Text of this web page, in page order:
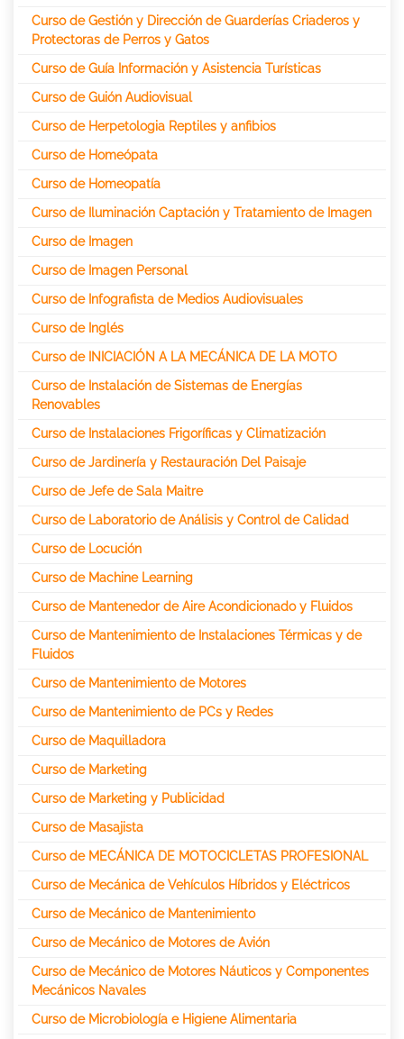
Curso de Gestión y Dirección de Guarderías Criaderos y
Protectoras de Perros y Gatos
Curso de Guía Información y Asistencia Turísticas
Curso de Guión Audiovisual
Curso de Herpetologia Reptiles y anfibios
Curso de Homeópata
Curso de Homeopatía
Curso de Iluminación Captación y Tratamiento de Imagen
Curso de Imagen
Curso de Imagen Personal
Curso de Infografista de Medios Audiovisuales
Curso de Inglés
Curso de INICIACIÓN A LA MECÁNICA DE LA MOTO
Curso de Instalación de Sistemas de Energías
Renovables
Curso de Instalaciones Frigoríficas y Climatización
Curso de Jardinería y Restauración Del Paisaje
Curso de Jefe de Sala Maitre
Curso de Laboratorio de Análisis y Control de Calidad
Curso de Locución
Curso de Machine Learning
Curso de Mantenedor de Aire Acondicionado y Fluidos
Curso de Mantenimiento de Instalaciones Térmicas y de
Fluidos
Curso de Mantenimiento de Motores
Curso de Mantenimiento de PCs y Redes
Curso de Maquilladora
Curso de Marketing
Curso de Marketing y Publicidad
Curso de Masajista
Curso de MECÁNICA DE MOTOCICLETAS PROFESIONAL
Curso de Mecánica de Vehículos Híbridos y Eléctricos
Curso de Mecánico de Mantenimiento
Curso de Mecánico de Motores de Avión
Curso de Mecánico de Motores Náuticos y Componentes
Mecánicos Navales
Curso de Microbiología e Higiene Alimentaria